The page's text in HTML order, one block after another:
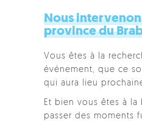
Nous
province du
Vous êtes à la
événement, que ce
qui aura lieu
Et bien vous êtes à
passer des moments